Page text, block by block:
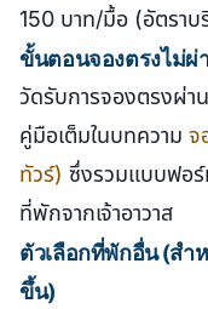
150 บาท/มื้อ (อัตราบ
ขั้นตอนจองตรงไม่ผ่
วัดรับการจองตรงผ่
คู่มือเต็มในบทความ จ
ทัวร์) ซึ่งรวมแบบฟอ
ที่พักจากเจ้าอาวาส
ตัวเลือกที่พักอื่น (สำ
ขึ้น)